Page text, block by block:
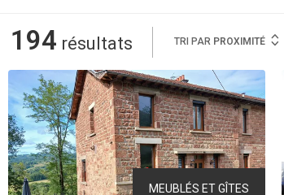
194 résultats TRI PAR PROXIMITÉ
MEUBLÉS ET GÎTES